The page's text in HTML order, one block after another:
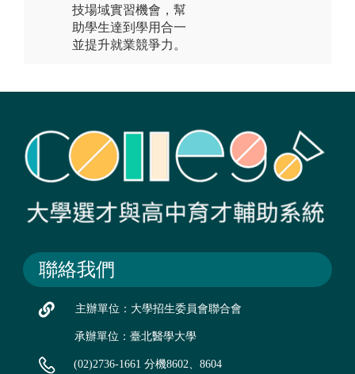
技場域實習機會，幫
助學生達到學用合一
並提升就業競爭力。
聯絡我們
主辦單位：大學招生委員會聯合會
承辦單位：臺北醫學大學
(02)2736-1661 分機8602、8604